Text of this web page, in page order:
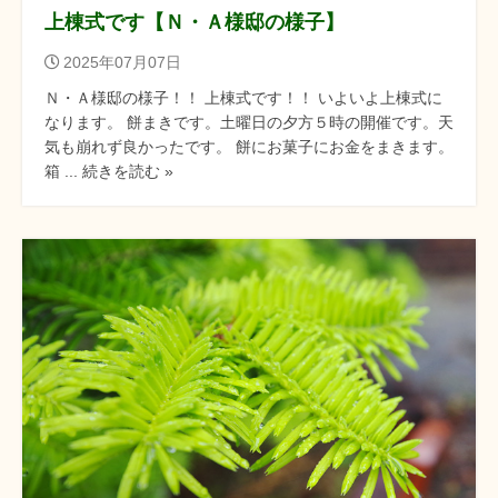
上棟式です【Ｎ・Ａ様邸の様子】
2025年07月07日
Ｎ・Ａ様邸の様子！！ 上棟式です！！ いよいよ上棟式に
なります。 餅まきです。土曜日の夕方５時の開催です。天
気も崩れず良かったです。 餅にお菓子にお金をまきます。
箱 ... 続きを読む »